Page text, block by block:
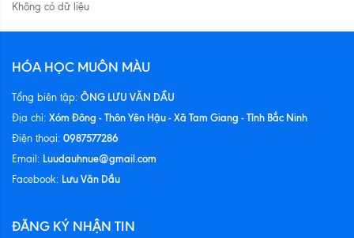
Không có dữ liệu
HÓA HỌC MUÔN MÀU
Tổng biên tập: ÔNG LƯU VĂN DẦU
Địa chỉ: Xóm Đông - Thôn Yên Hậu - Xã Tam Giang - Tỉnh Bắc Ninh
Điện thoại: 0987577286
Email: Luudauhnue@gmail.com
Facebook: Lưu Văn Dầu
ĐĂNG KÝ NHẬN TIN